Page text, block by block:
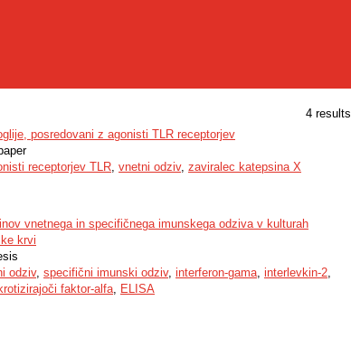
4 results
posredovani z agonisti TLR receptorjev
receptorjev TLR, vnetni odziv, zaviralec katepsina X
vnetnega in specifičnega imunskega odziva v kulturah
krvi
odziv, specifični imunski odziv, interferon-gama, interlevkin-2,
faktor-alfa, ELISA